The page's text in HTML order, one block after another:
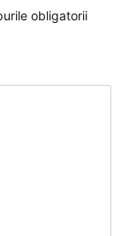
obligatorii